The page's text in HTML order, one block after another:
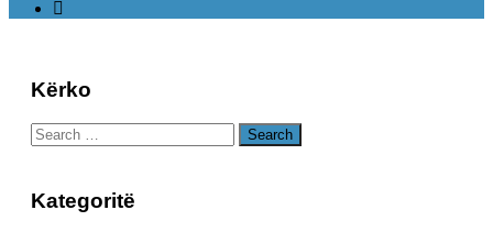
Kërko
Search
for:
Kategoritë